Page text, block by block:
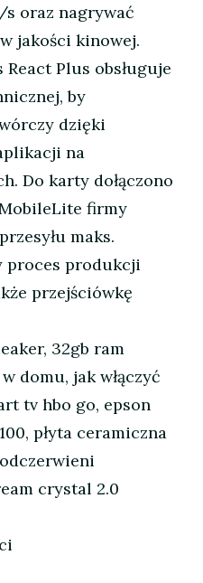
s oraz nagrywać
jakości kinowej.
Plus obsługuje
by
dzięki
na
Do karty dołączono
firmy
maks.
proces produkcji
przejściówkę
32gb ram
domu, jak włączyć
tv hbo go, epson
płyta ceramiczna
crystal 2.0